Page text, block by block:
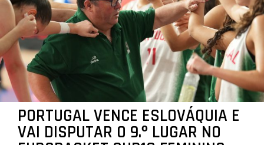
PORTUGAL VENCE ESLOVÁQUIA E
VAI DISPUTAR O 9.º LUGAR NO